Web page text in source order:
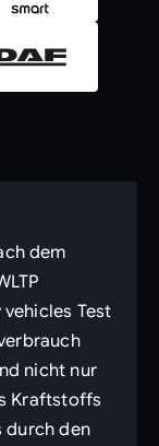
dem
Test
nicht nur
Kraftstoffs
durch den